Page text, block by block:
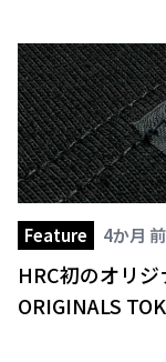
Feature 4か月 前
HRC初のオリ
ORIGINALS